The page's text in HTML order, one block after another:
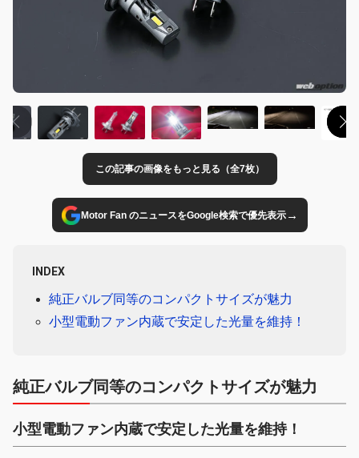
この記事の画像をもっと見る（全7枚）
Motor Fan のニュースをGoogle検索で優先表示→
INDEX
純正バルブ同等のコンパクトサイズが魅力
小型電動ファン内蔵で安定した光量を維持！
純正バルブ同等のコンパクトサイズが魅力
小型電動ファン内蔵で安定した光量を維持！